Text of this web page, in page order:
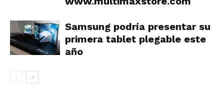
Samsung podría presentar su
primera tablet plegable este
año